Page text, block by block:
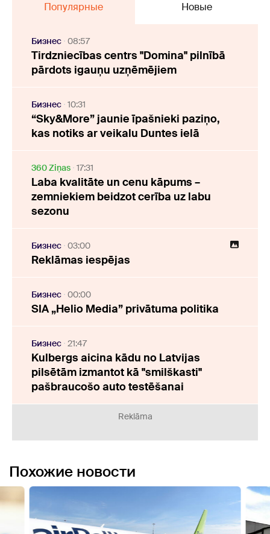
Популярные Новые
Бизнес 08:57
Tirdzniecības centrs "Domina" pilnībā
pārdots igauņu uzņēmējiem
Бизнес 10:31
“Sky&More” jaunie īpašnieki paziņo,
kas notiks ar veikalu Duntes ielā
360 Ziņas 17:31
Laba kvalitāte un cenu kāpums –
zemniekiem beidzot cerība uz labu
sezonu
Бизнес 03:00
Reklāmas iespējas
Бизнес 00:00
SIA „Helio Media” privātuma politika
Бизнес 21:47
Kulbergs aicina kādu no Latvijas
pilsētām izmantot kā "smilškasti"
pašbraucošo auto testēšanai
Reklāma
Похожие новости